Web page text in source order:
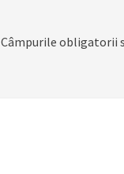
Câmpurile obligatorii